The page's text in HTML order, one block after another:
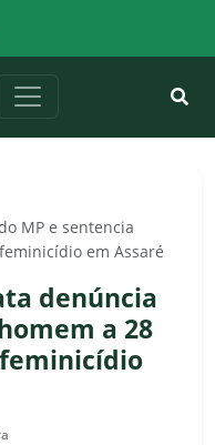
MP e sentencia
em Assaré
denúncia
a 28